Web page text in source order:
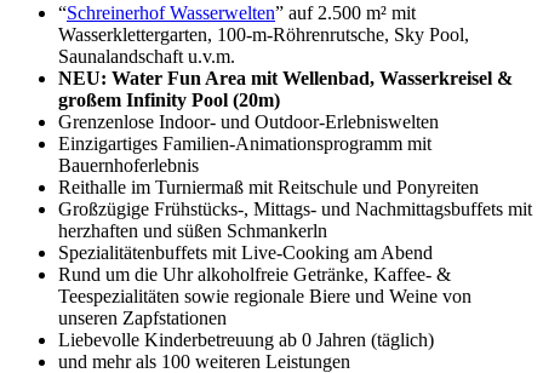
“Schreinerhof Wasserwelten” auf 2.500 m² mit
Wasserklettergarten, 100-m-Röhrenrutsche, Sky Pool,
Saunalandschaft u.v.m.
NEU: Water Fun Area mit Wellenbad, Wasserkreisel &
großem Infinity Pool (20m)
Grenzenlose Indoor- und Outdoor-Erlebniswelten
Einzigartiges Familien-Animationsprogramm mit
Bauernhoferlebnis
Reithalle im Turniermaß mit Reitschule und Ponyreiten
Großzügige Frühstücks-, Mittags- und Nachmittagsbuffets mit
herzhaften und süßen Schmankerln
Spezialitätenbuffets mit Live-Cooking am Abend
Rund um die Uhr alkoholfreie Getränke, Kaffee- &
Teespezialitäten sowie regionale Biere und Weine von
unseren Zapfstationen
Liebevolle Kinderbetreuung ab 0 Jahren (täglich)
und mehr als 100 weiteren Leistungen